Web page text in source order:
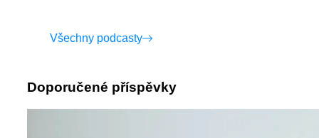
Všechny podcasty
Doporučené příspěvky